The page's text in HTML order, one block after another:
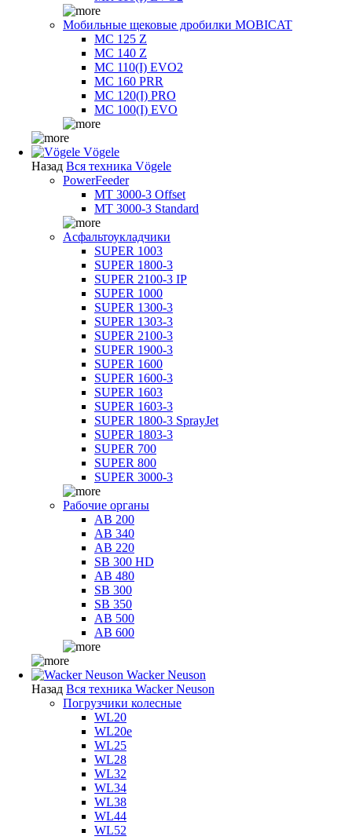
Мобильные щековые дробилки MOBICAT
MC 125 Z
MC 140 Z
MC 110(I) EVO2
MC 160 PRR
MC 120(I) PRO
MC 100(I) EVO
Vögele
Назад Вся техника Vögele
PowerFeeder
MT 3000-3 Offset
MT 3000-3 Standard
Асфальтоукладчики
SUPER 1003
SUPER 1800-3
SUPER 2100-3 IP
SUPER 1000
SUPER 1300-3
SUPER 1303-3
SUPER 2100-3
SUPER 1900-3
SUPER 1600
SUPER 1600-3
SUPER 1603
SUPER 1603-3
SUPER 1800-3 SprayJet
SUPER 1803-3
SUPER 700
SUPER 800
SUPER 3000-3
Рабочие органы
AB 200
AB 340
AB 220
SB 300 HD
AB 480
SB 300
SB 350
AB 500
AB 600
Wacker Neuson
Назад Вся техника Wacker Neuson
Погрузчики колесные
WL20
WL20e
WL25
WL28
WL32
WL34
WL38
WL44
WL52